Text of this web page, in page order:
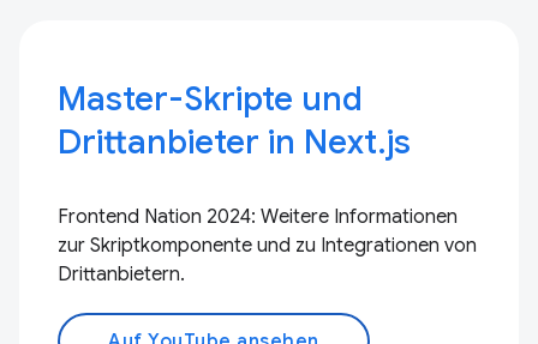
Master-Skripte und
Drittanbieter in Next.js
Frontend Nation 2024: Weitere Informationen
zur Skriptkomponente und zu Integrationen von
Drittanbietern.